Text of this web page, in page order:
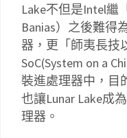
Lake不但是Intel繼
Banias）之後難得
器，更「師夷長技
SoC(System on a
裝進處理器中，目
也讓Lunar Lake成
理器。